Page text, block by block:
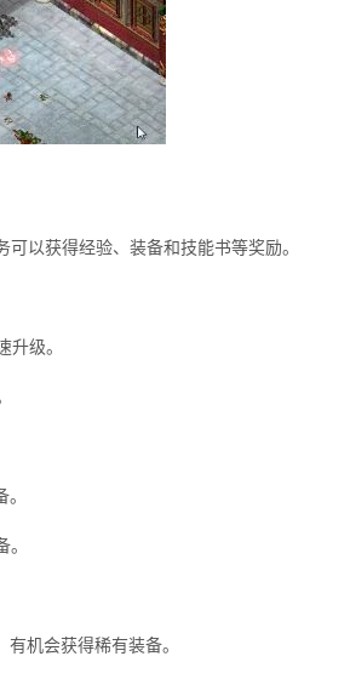
以获得经验、装备和技能书等奖励。
级。
机会获得稀有装备。